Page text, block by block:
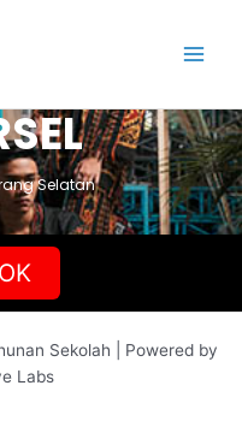
Selatan
Sekolah | Powered by
Labs